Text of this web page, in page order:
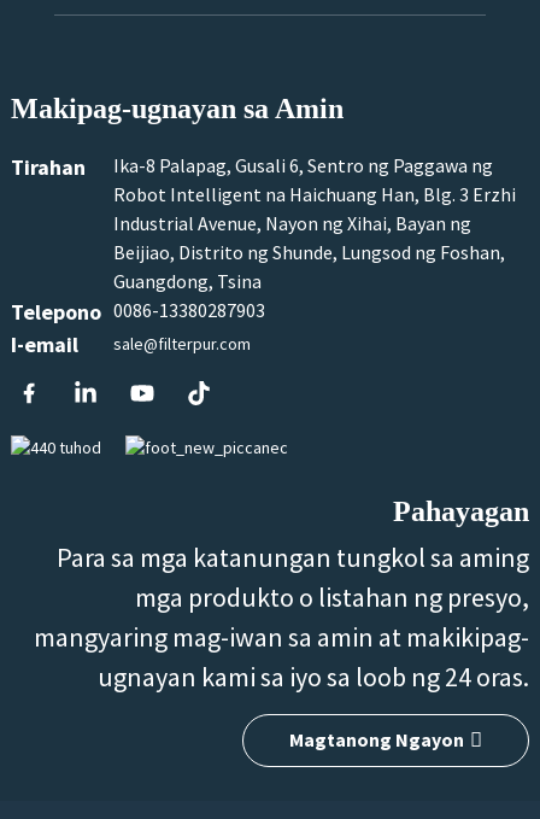
Makipag-ugnayan sa Amin
Tirahan
Ika-8 Palapag, Gusali 6, Sentro ng Paggawa ng
Robot Intelligent na Haichuang Han, Blg. 3 Erzhi
Industrial Avenue, Nayon ng Xihai, Bayan ng
Beijiao, Distrito ng Shunde, Lungsod ng Foshan,
Guangdong, Tsina
Telepono 0086-13380287903
I-email sale@filterpur.com
Pahayagan
Para sa mga katanungan tungkol sa aming
mga produkto o listahan ng presyo,
mangyaring mag-iwan sa amin at makikipag-
ugnayan kami sa iyo sa loob ng 24 oras.
Magtanong Ngayon